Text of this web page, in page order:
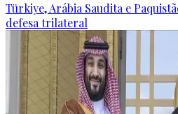
Türkiye, Arábia Saudita e
defesa trilateral